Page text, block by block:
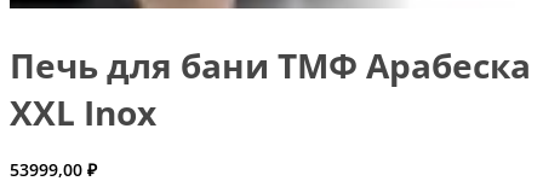
Печь для бани ТМФ Арабеска
XXL Inox
53999,00 ₽